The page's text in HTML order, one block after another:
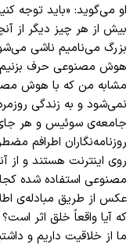
او می‌گوید: «باید
بیش از هر چیز دیگر از
بزرگ می‌نامیم ناشی
هوش مصنوعی حرف
مشابه من که با هوش
نمی‌شود و به زندگی
جامعه‌ی سوئیس و هر
روزنامه‌نگاران اطرافم
روی اینترنت هستند و از
مصنوعی استفاده شده
عکس از طریق مبادله‌ی
که آیا واقعاً خلق اثر
ما از خلاقیت داریم و